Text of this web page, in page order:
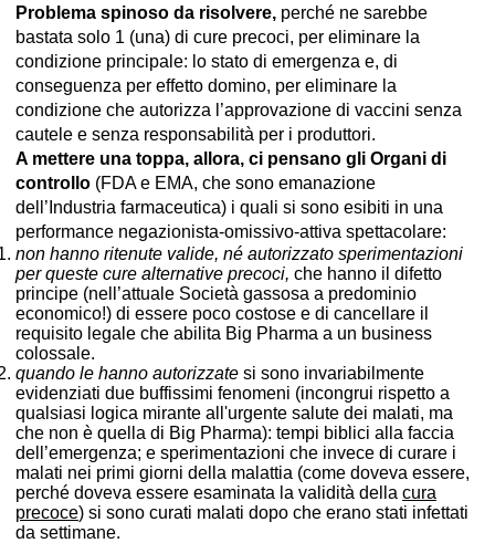
Problema spinoso da risolvere, perché ne sarebbe
bastata solo 1 (una) di cure precoci, per eliminare la
condizione principale: lo stato di emergenza e, di
conseguenza per effetto domino, per eliminare la
condizione che autorizza l’approvazione di vaccini senza
cautele e senza responsabilità per i produttori.
A mettere una toppa, allora, ci pensano gli Organi di
controllo (FDA e EMA, che sono emanazione
dell’Industria farmaceutica) i quali si sono esibiti in una
performance negazionista-omissivo-attiva spettacolare:
non hanno ritenute valide, né autorizzato sperimentazioni
per queste cure alternative precoci, che hanno il difetto
principe (nell’attuale Società gassosa a predominio
economico!) di essere poco costose e di cancellare il
requisito legale che abilita Big Pharma a un business
colossale.
quando le hanno autorizzate si sono invariabilmente
evidenziati due buffissimi fenomeni (incongrui rispetto a
qualsiasi logica mirante all'urgente salute dei malati, ma
che non è quella di Big Pharma): tempi biblici alla faccia
dell’emergenza; e sperimentazioni che invece di curare i
malati nei primi giorni della malattia (come doveva essere,
perché doveva essere esaminata la validità della cura
precoce) si sono curati malati dopo che erano stati infettati
da settimane.